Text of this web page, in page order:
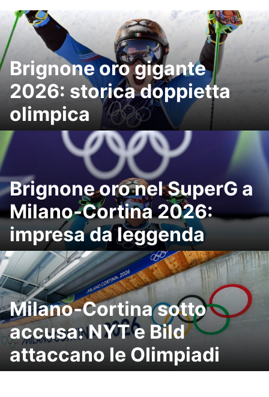
Brignone oro gigante
2026: storica doppietta
olimpica
Brignone oro nel SuperG a
Milano-Cortina 2026:
impresa da leggenda
Milano-Cortina sotto
accusa: NYT e Bild
attaccano le Olimpiadi